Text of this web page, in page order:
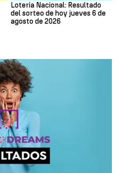
Lotería Nacional: Resultado
del sorteo de hoy jueves 6 de
agosto de 2026